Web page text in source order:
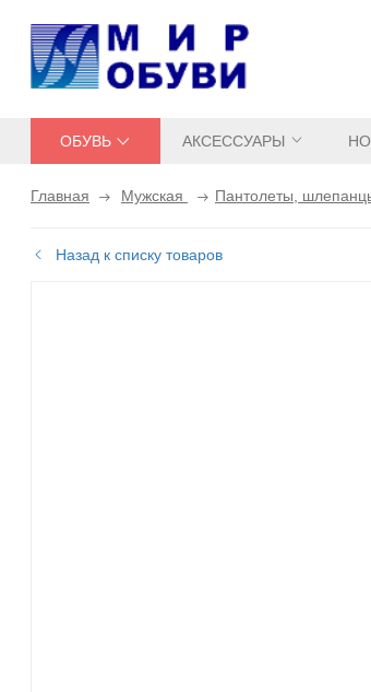
ОБУВЬ АКСЕССУАРЫ
Главная Мужская Пантолеты,
Назад к списку товаров